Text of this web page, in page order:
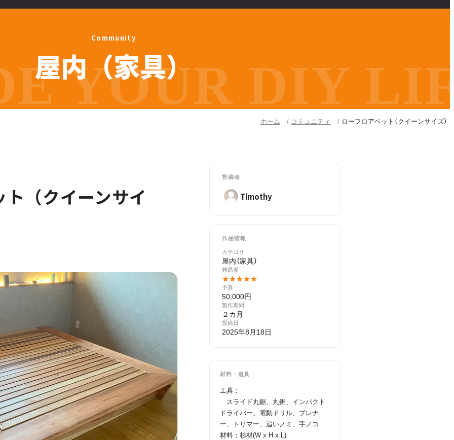
Co mmu nity
屋内（家具）
YOUR DIY
ホーム コミュニティ ローフロアベット（クイーンサイズ）
ト（クイーンサイ
投稿者
Timothy
作品情報
カテゴリ
屋内（家具）
難易度
★★★★★
予算
50,000円
製作期間
２カ月
投稿日
2025年8月18日
材料・道具
工具：
スライド丸鋸、丸鋸、インパクト
ドライバー、電動ドリル、プレナ
ー、トリマー、追いノミ、手ノコ
材料：杉材(W x H x L)